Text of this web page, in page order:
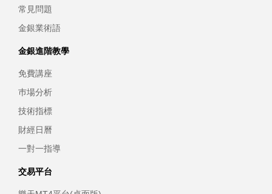
常見問題
金銀業術語
金銀進階教學
免費講座
巿場分析
技術指標
財經日曆
一對一指導
交易平台